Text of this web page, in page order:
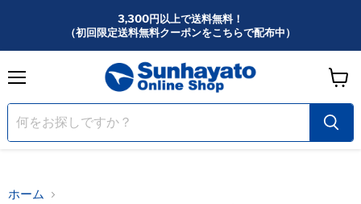
3,300円以上で送料無料！
（初回限定送料無料クーポンをこちらで配布中）
ニ
ュ
ー
ー
ト
を
ホーム